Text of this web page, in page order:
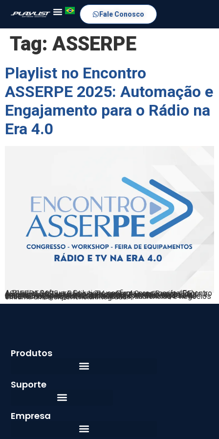
Fale Conosco
Tag: ASSERPE
Playlist no Encontro
ASSERPE 2025: Automação e
Engajamento para o Rádio na
Era 4.0
A Playlist Software Solutions confirma presença no Encontro ASSERPE 2025 – Rádio e TV na Era 4.0, em Recife (PE), apresentando soluções que unem automação, mobilidade e engajamento para o rádio moderno. Durante o evento, a empresa reforça seu compromisso com a inovação e a transformação digital da radiodifusão, destacando como suas tecnologias conectam estúdios, audiências e negócios em uma única experiência integrada.
Produtos
Suporte
Empresa